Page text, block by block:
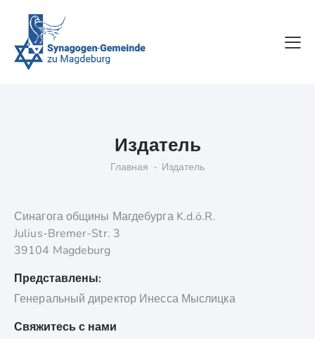
Издатель
Главная Издатель
Синагога общины Магдебурга K.d.ö.R.
Julius-Bremer-Str. 3
39104 Magdeburg
Представлены:
Генеральный директор Инесса Мыслицка
Свяжитесь с нами